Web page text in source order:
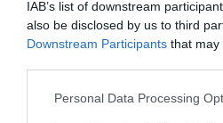
IAB’s list of downstream
also be disclosed by us to third
Downstream Participants that may
Personal Data Processing
Κάθε βδομάδα στο e-mail σας
την Τέχνη και τον Πολιτισμό!